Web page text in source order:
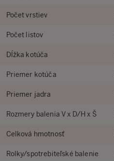
Počet vrstiev
Počet listov
Dĺžka kotúča
Priemer kotúča
Priemer jadra
Rozmery balenia V x D/H x Š
Celková hmotnosť
Rolky/spotrebiteľské balenie